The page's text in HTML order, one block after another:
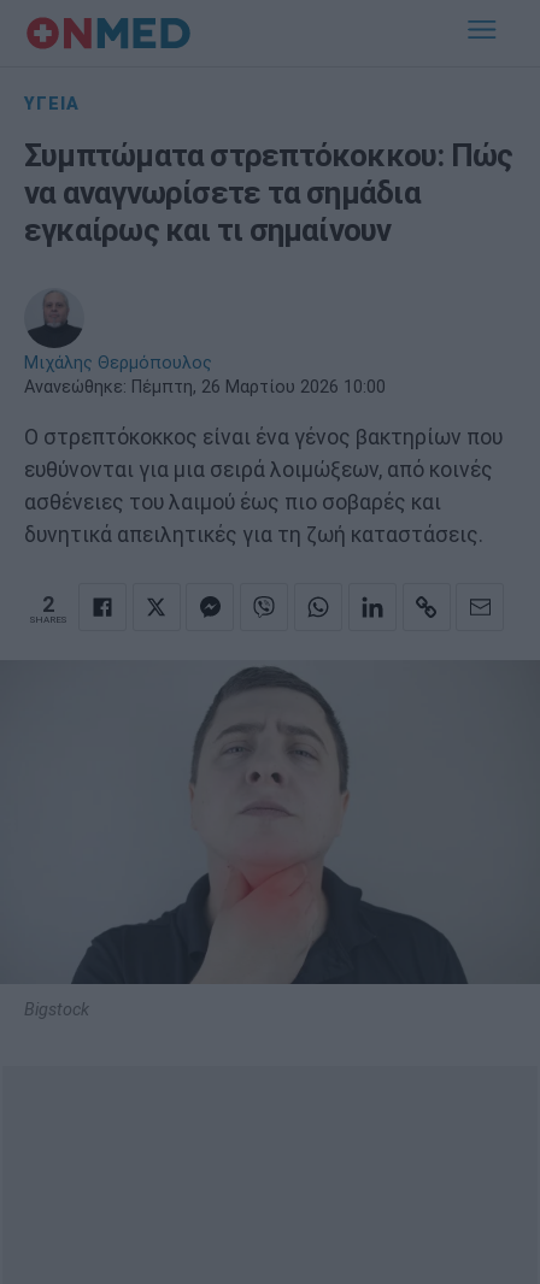
ΥΓΕΙΑ
Συμπτώματα στρεπτόκοκκου: Πώς
να αναγνωρίσετε τα σημάδια
εγκαίρως και τι σημαίνουν
Μιχάλης Θερμόπουλος
Ανανεώθηκε: Πέμπτη, 26 Μαρτίου 2026 10:00
Ο στρεπτόκοκκος είναι ένα γένος βακτηρίων που
ευθύνονται για μια σειρά λοιμώξεων, από κοινές
ασθένειες του λαιμού έως πιο σοβαρές και
δυνητικά απειλητικές για τη ζωή καταστάσεις.
2
SHARES
Bigstock